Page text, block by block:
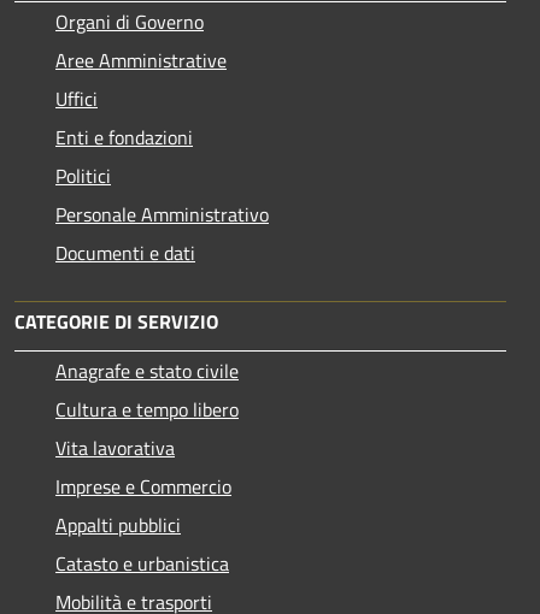
Organi di Governo
Aree Amministrative
Uffici
Enti e fondazioni
Politici
Personale Amministrativo
Documenti e dati
CATEGORIE DI SERVIZIO
Anagrafe e stato civile
Cultura e tempo libero
Vita lavorativa
Imprese e Commercio
Appalti pubblici
Catasto e urbanistica
Mobilità e trasporti